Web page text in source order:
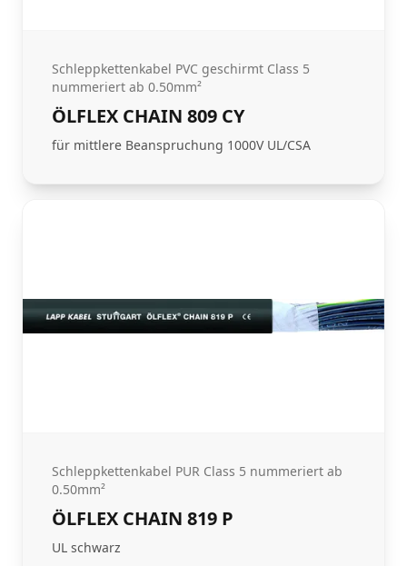
Schleppkettenkabel PVC geschirmt Class 5
nummeriert ab 0.50mm²
ÖLFLEX CHAIN 809 CY
für mittlere Beanspruchung 1000V UL/CSA
Schleppkettenkabel PUR Class 5 nummeriert ab
0.50mm²
ÖLFLEX CHAIN 819 P
UL schwarz